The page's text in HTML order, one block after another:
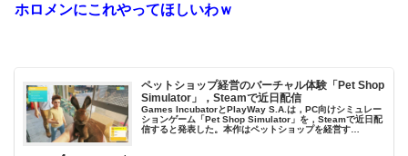
ホロメンにこれやってほしいわｗ
ペットショップ経営のバーチャル体験「Pet Shop
Simulator」，Steamで近日配信
Games IncubatorとPlayWay S.A.は，PC向けシミュレー
ションゲーム「Pet Shop Simulator」を，Steamで近日配
信すると発表した。本作はペットショップを経営す…